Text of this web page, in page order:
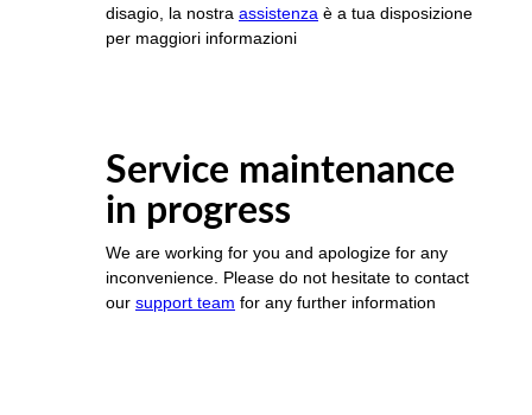
disagio, la nostra assistenza è a tua disposizione
per maggiori informazioni
Service maintenance
in progress
We are working for you and apologize for any
inconvenience. Please do not hesitate to contact
our support team for any further information